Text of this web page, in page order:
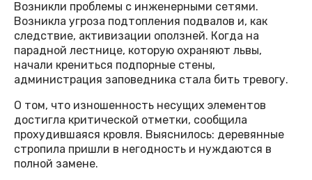
Возникли проблемы с инженерными сетями.
Возникла угроза подтопления подвалов и, как
следствие, активизации оползней. Когда на
парадной лестнице, которую охраняют львы,
начали крениться подпорные стены,
администрация заповедника стала бить тревогу.
О том, что изношенность несущих элементов
достигла критической отметки, сообщила
прохудившаяся кровля. Выяснилось: деревянные
стропила пришли в негодность и нуждаются в
полной замене.